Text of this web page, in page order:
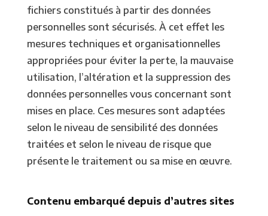
fichiers constitués à partir des données
personnelles sont sécurisés. À cet effet les
mesures techniques et organisationnelles
appropriées pour éviter la perte, la mauvaise
utilisation, l’altération et la suppression des
données personnelles vous concernant sont
mises en place. Ces mesures sont adaptées
selon le niveau de sensibilité des données
traitées et selon le niveau de risque que
présente le traitement ou sa mise en œuvre.
Contenu embarqué depuis d’autres sites